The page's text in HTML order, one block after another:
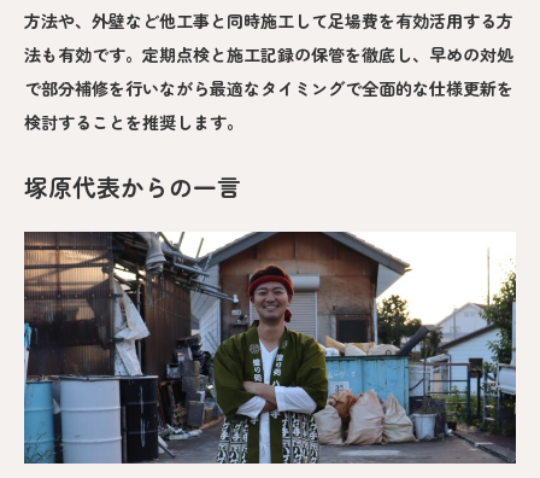
方法や、外壁など他工事と同時施工して足場費を有効活用する方
法も有効です。定期点検と施工記録の保管を徹底し、早めの対処
で部分補修を行いながら最適なタイミングで全面的な仕様更新を
検討することを推奨します。
塚原代表からの一言